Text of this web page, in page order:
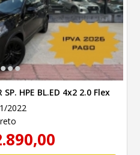
•••
HPE BL.ED 4x2 2.0 Flex
2022